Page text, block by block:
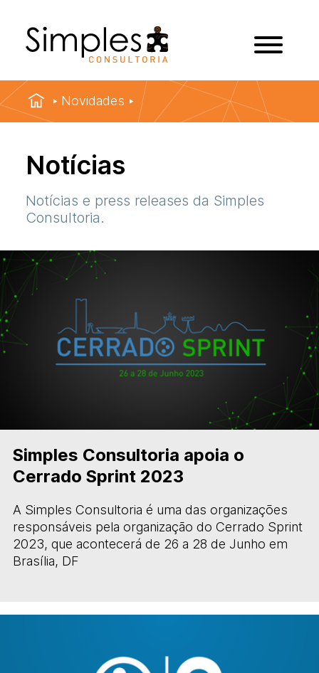
Novidades
Notícias
Notícias e press releases da Simples
Consultoria.
Simples Consultoria apoia o
Cerrado Sprint 2023
A Simples Consultoria é uma das organizações
responsáveis pela organização do Cerrado Sprint
2023, que acontecerá de 26 a 28 de Junho em
Brasília, DF